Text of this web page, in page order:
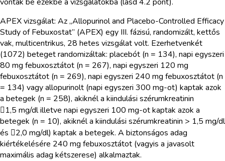
APEX vizsgálat: Az „Allopurinol and Placebo-Controlled Efficacy
Study of Febuxostat” (APEX) egy III. fázisú, randomizált, kettős
vak, multicentrikus, 28 hetes vizsgálat volt. Ezerhetvenkét
(1072) beteget randomizáltak: placebót (n = 134), napi egyszeri
80 mg febuxosztátot (n = 267), napi egyszeri 120 mg
febuxosztátot (n = 269), napi egyszeri 240 mg febuxosztátot (n
= 134) vagy allopurinolt (napi egyszeri 300 mg-ot) kaptak azok
a betegek (n = 258), akiknél a kiindulási szérumkreatinin
1,5 mg/dl illetve napi egyszeri 100 mg-ot kaptak azok a
betegek (n = 10), akiknél a kiindulási szérumkreatinin > 1,5 mg/dl
és 2,0 mg/dl) kaptak a betegek. A biztonságos adag
kiértékelésére 240 mg febuxosztátot (vagyis a javasolt
maximális adag kétszerese) alkalmaztak.